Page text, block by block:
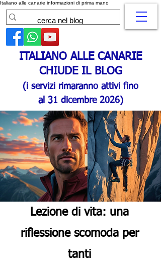
Italiano alle canarie informazioni di prima mano
ITALIANO ALLE CANARIE
CHIUDE IL BLOG
(i servizi rimaranno attivi fino
al 31 dicembre 2026)
Lezione di vita: una
riflessione scomoda per
tanti